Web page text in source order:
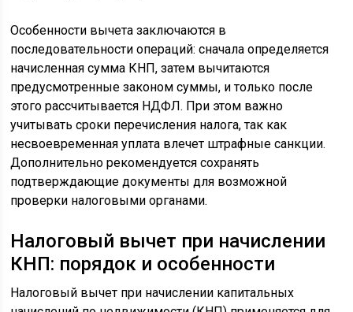
Особенности вычета заключаются в
последовательности операций: сначала определяется
начисленная сумма КНП, затем вычитаются
предусмотренные законом суммы, и только после
этого рассчитывается НДФЛ. При этом важно
учитывать сроки перечисления налога, так как
несвоевременная уплата влечет штрафные санкции.
Дополнительно рекомендуется сохранять
подтверждающие документы для возможной
проверки налоговыми органами.
Налоговый вычет при начислении
КНП: порядок и особенности
Налоговый вычет при начислении капитальных